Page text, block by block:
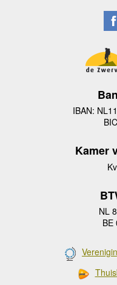
IBAN:
Kamer
NL
BE